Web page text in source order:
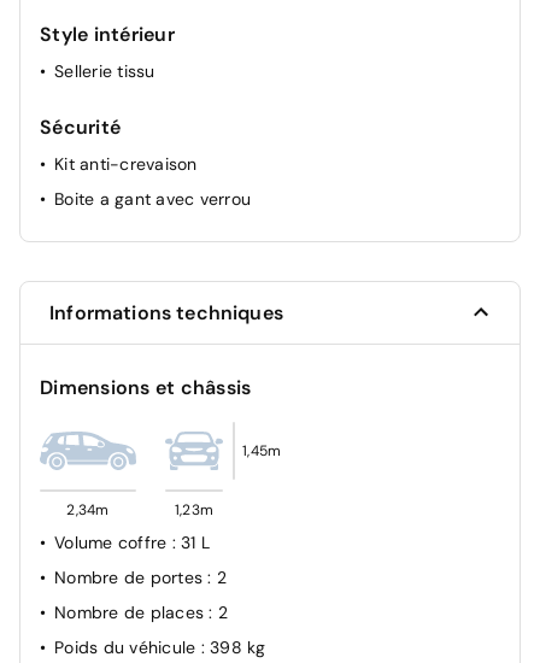
Style intérieur
Sellerie tissu
Sécurité
Kit anti-crevaison
Boite a gant avec verrou
Informations techniques
Dimensions et châssis
2,34m 1,23m
1,45m
Volume coffre : 31 L
Nombre de portes: 2
Nombre de places: 2
Poids du véhicule : 398 kg